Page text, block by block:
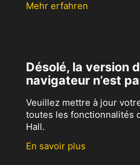
Mehr erfahren
Désolé, la version
navigateur n’est
Veuillez mettre à jour
toutes les fonctionnalités
Hall.
En savoir plus